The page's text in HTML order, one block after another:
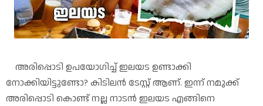
അരിപ്പൊടി ഉപയോഗിച്ച് ഇലയട ഉണ്ടാക്കി
നോക്കിയിട്ടുണ്ടോ? കിടിലൻ ടേസ്റ്റ് ആണ്. ഇന്ന് നമുക്ക്
അരിപ്പൊടി കൊണ്ട് നല്ല നാടൻ ഇലയട എങ്ങിനെ